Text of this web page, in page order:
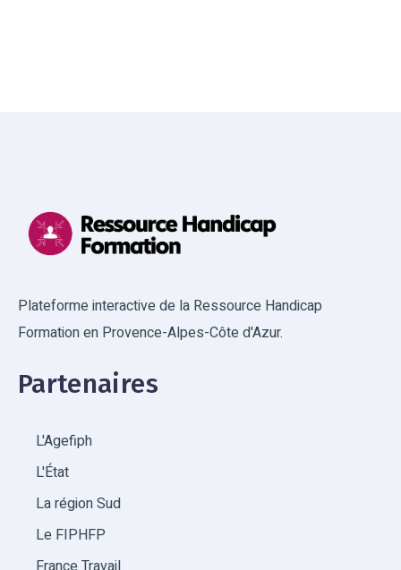
Plateforme interactive de la Ressource Handicap
Formation en Provence-Alpes-Côte d'Azur.
Partenaires
L'Agefiph
L'État
La région Sud
Le FIPHFP